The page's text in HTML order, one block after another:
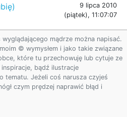
9 lipca 2010
(piątek), 11:07:07
mądrze można napisać.
© wymysłem i jako takie związane
które tu przechowuję lub cytuje ze
bądź ilustracje
tematu. Jeżeli coś narusza czyjeś
czym prędzej naprawić błąd i